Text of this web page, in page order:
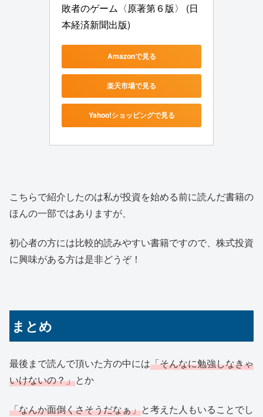
敗者のゲーム〈原著第６版〉 (日
本経済新聞出版)
Amazonで見る
楽天市場で見る
Yahoo!ショッピングで見る
こちらで紹介したのは私が投資を始める前に読んだ書籍の
ほんの一部ではありますが、
初心者の方には比較的読みやすい書籍ですので、株式投資
に興味がある方は是非どうぞ！
まとめ
最後まで読んで頂いた方の中には「そんなに勉強しなきゃ
いけないの？」とか
「なんか面倒くさそうだなぁ」と考えた人もいることでし